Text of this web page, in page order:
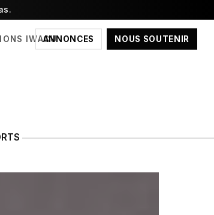
ANNONCES NOUS SOUTENIR
IWACU